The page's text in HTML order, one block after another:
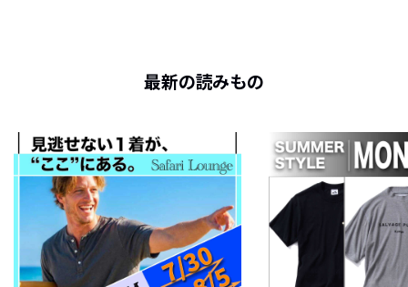
最新の読みもの